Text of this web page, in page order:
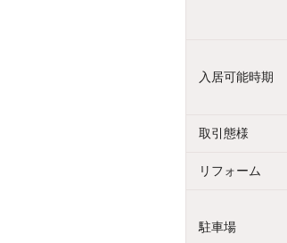
入居可能時期
取引態様
リフォーム
駐車場